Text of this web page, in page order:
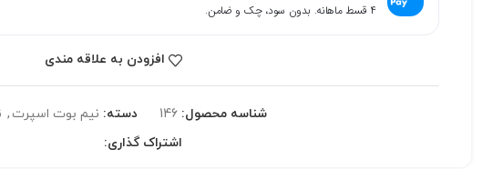
۴ قسط ماهانه. بدون سود، چک و ضامن.
افزودن به علاقه مندی
شناسه محصول:146 دسته: نیم بوت اسپرت ,
اشتراک گذاری: